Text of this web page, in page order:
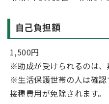
自己負担額
1,500円
※助成が受けられるのは、
※生活保護世帯の人は確
接種費用が免除されます。